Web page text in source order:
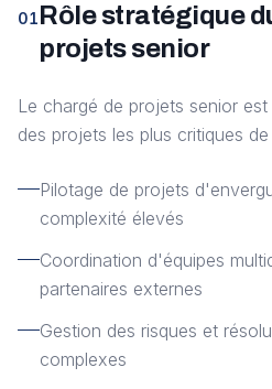
01Rôle stratégique
projets senior
Le chargé de projets senior
des projets les plus critiques
Pilotage de projets
complexité élevés
Coordination d'équipes
partenaires externes
Gestion des risques et
complexes